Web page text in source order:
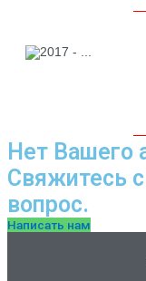
Нет Вашего
Свяжитесь
вопрос.
Написать нам